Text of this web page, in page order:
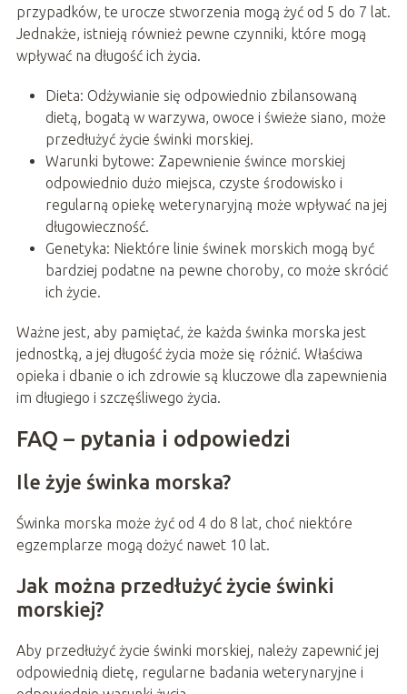
przypadków, te urocze stworzenia mogą żyć od 5 do 7 lat.
Jednakże, istnieją również pewne czynniki, które mogą
wpływać na długość ich życia.
Dieta: Odżywianie się odpowiednio zbilansowaną
dietą, bogatą w warzywa, owoce i świeże siano, może
przedłużyć życie świnki morskiej.
Warunki bytowe: Zapewnienie śwince morskiej
odpowiednio dużo miejsca, czyste środowisko i
regularną opiekę weterynaryjną może wpływać na jej
długowieczność.
Genetyka: Niektóre linie świnek morskich mogą być
bardziej podatne na pewne choroby, co może skrócić
ich życie.
Ważne jest, aby pamiętać, że każda świnka morska jest
jednostką, a jej długość życia może się różnić. Właściwa
opieka i dbanie o ich zdrowie są kluczowe dla zapewnienia
im długiego i szczęśliwego życia.
FAQ – pytania i odpowiedzi
Ile żyje świnka morska?
Świnka morska może żyć od 4 do 8 lat, choć niektóre
egzemplarze mogą dożyć nawet 10 lat.
Jak można przedłużyć życie świnki
morskiej?
Aby przedłużyć życie świnki morskiej, należy zapewnić jej
odpowiednią dietę, regularne badania weterynaryjne i